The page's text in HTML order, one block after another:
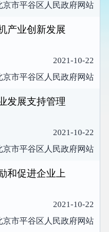
京市平谷区人民政府网站
产业创新发展
2021-10-22
京市平谷区人民政府网站
发展支持管理
2021-10-22
京市平谷区人民政府网站
和促进企业上
2021-10-22
京市平谷区人民政府网站